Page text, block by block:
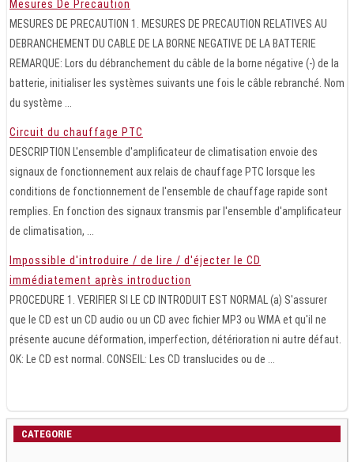
Mesures De Precaution
MESURES DE PRECAUTION 1. MESURES DE PRECAUTION RELATIVES AU
DEBRANCHEMENT DU CABLE DE LA BORNE NEGATIVE DE LA BATTERIE
REMARQUE: Lors du débranchement du câble de la borne négative (-) de la
batterie, initialiser les systèmes suivants une fois le câble rebranché. Nom
du système ...
Circuit du chauffage PTC
DESCRIPTION L'ensemble d'amplificateur de climatisation envoie des
signaux de fonctionnement aux relais de chauffage PTC lorsque les
conditions de fonctionnement de l'ensemble de chauffage rapide sont
remplies. En fonction des signaux transmis par l'ensemble d'amplificateur
de climatisation, ...
Impossible d'introduire / de lire / d'éjecter le CD
immédiatement après introduction
PROCEDURE 1. VERIFIER SI LE CD INTRODUIT EST NORMAL (a) S'assurer
que le CD est un CD audio ou un CD avec fichier MP3 ou WMA et qu'il ne
présente aucune déformation, imperfection, détérioration ni autre défaut.
OK: Le CD est normal. CONSEIL: Les CD translucides ou de ...
CATEGORIE